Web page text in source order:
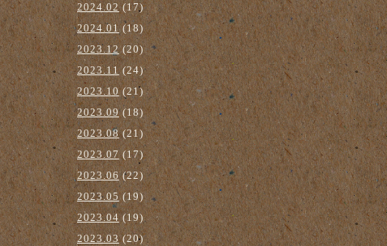
2024.02(17)
2024.01(18)
2023.12 (20)
2023.11(24)
2023.10(21)
2023.09(18)
2023.08(21)
2023.07 (17)
2023.06(22)
2023.05(19)
2023.04(19)
2023.03(20)